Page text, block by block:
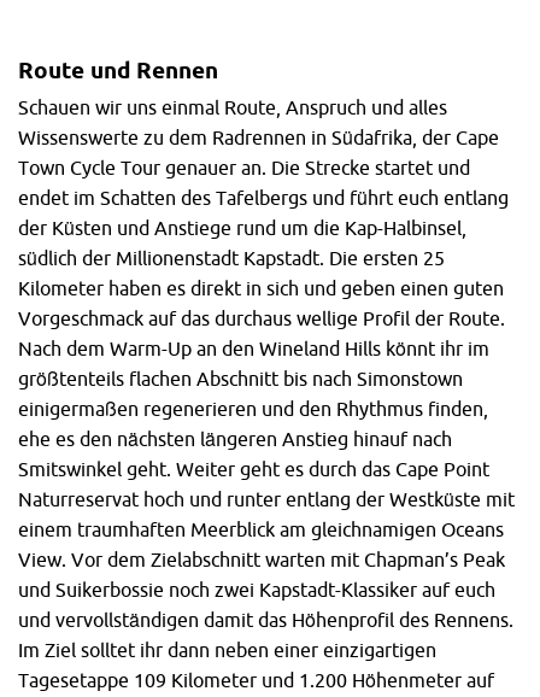
Route und Rennen
Schauen wir uns einmal Route, Anspruch und alles
Wissenswerte zu dem Radrennen in Südafrika, der Cape
Town Cycle Tour genauer an. Die Strecke startet und
endet im Schatten des Tafelbergs und führt euch entlang
der Küsten und Anstiege rund um die Kap-Halbinsel,
südlich der Millionenstadt Kapstadt. Die ersten 25
Kilometer haben es direkt in sich und geben einen guten
Vorgeschmack auf das durchaus wellige Profil der Route.
Nach dem Warm-Up an den Wineland Hills könnt ihr im
größtenteils flachen Abschnitt bis nach Simonstown
einigermaßen regenerieren und den Rhythmus finden,
ehe es den nächsten längeren Anstieg hinauf nach
Smitswinkel geht. Weiter geht es durch das Cape Point
Naturreservat hoch und runter entlang der Westküste mit
einem traumhaften Meerblick am gleichnamigen Oceans
View. Vor dem Zielabschnitt warten mit Chapman’s Peak
und Suikerbossie noch zwei Kapstadt-Klassiker auf euch
und vervollständigen damit das Höhenprofil des Rennens.
Im Ziel solltet ihr dann neben einer einzigartigen
Tagesetappe 109 Kilometer und 1.200 Höhenmeter auf